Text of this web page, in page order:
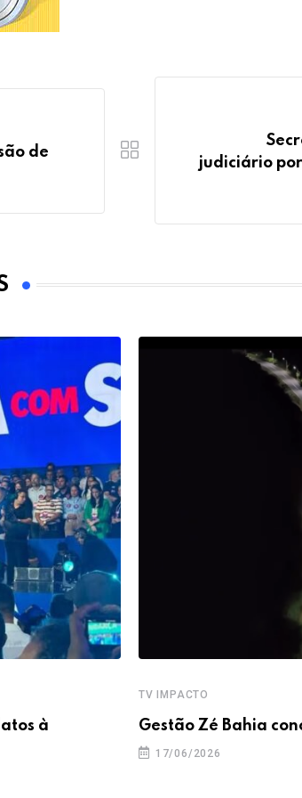
de
judiciário
à
TV IMPACTO
Gestão Zé Bahia
17/06/2026